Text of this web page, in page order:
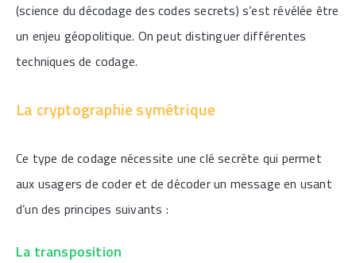
(science du décodage des codes secrets) s’est révélée être
un enjeu géopolitique. On peut distinguer différentes
techniques de codage.
La cryptographie symétrique
Ce type de codage nécessite une clé secrète qui permet
aux usagers de coder et de décoder un message en usant
d’un des principes suivants :
La transposition